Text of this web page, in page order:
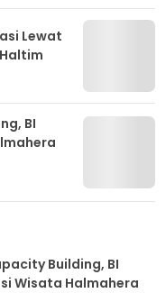
Lewat
BI
Building, BI
Wisata Halmahera